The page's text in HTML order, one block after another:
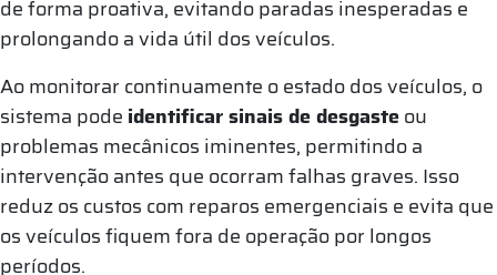
de forma proativa, evitando paradas inesperadas e
prolongando a vida útil dos veículos.
Ao monitorar continuamente o estado dos veículos, o
sistema pode identificar sinais de desgasteou
problemas mecânicos iminentes, permitindo a
intervenção antes que ocorram falhas graves. Isso
reduz os custos com reparos emergenciais e evita que
os veículos fiquem fora de operação por longos
períodos.